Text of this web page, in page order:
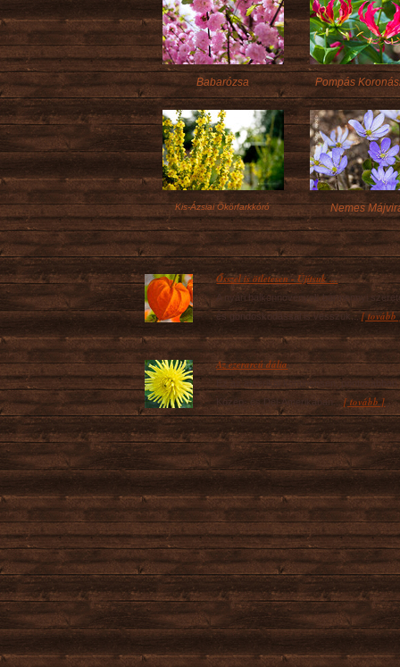
Babarózsa Pompás
Kis-Ázsiai Ökörfarkkóró Nemes
Ősszel is ötletesen - Újítsuk ...
A nyári balkonnövények bármennyi
és gondoskodással is vesszük...[ tovább
Az ezerarcú dália
Ez az amerikai kontinensen, pontosabban
Közép- és Dél-Amerikában...[ tovább ]